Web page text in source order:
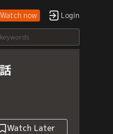
Watch now Login
Watch Later